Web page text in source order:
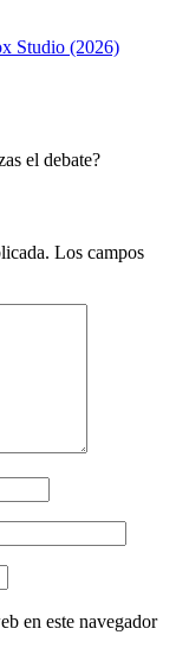
Studio (2026)
el debate?
Los campos
en este navegador